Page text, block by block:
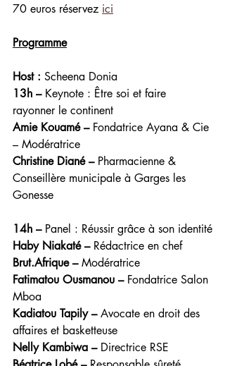
70 euros réservez ici
Programme
Host : Scheena Donia
13h – Keynote : Être soi et faire
rayonner le continent
Amie Kouamé – Fondatrice Ayana & Cie
– Modératrice
Christine Diané – Pharmacienne &
Conseillère municipale à Garges les
Gonesse
14h – Panel : Réussir grâce à son identité
Haby Niakaté – Rédactrice en chef
Brut.Afrique – Modératrice
Fatimatou Ousmanou – Fondatrice Salon
Mboa
Kadiatou Tapily – Avocate en droit des
affaires et basketteuse
Nelly Kambiwa – Directrice RSE